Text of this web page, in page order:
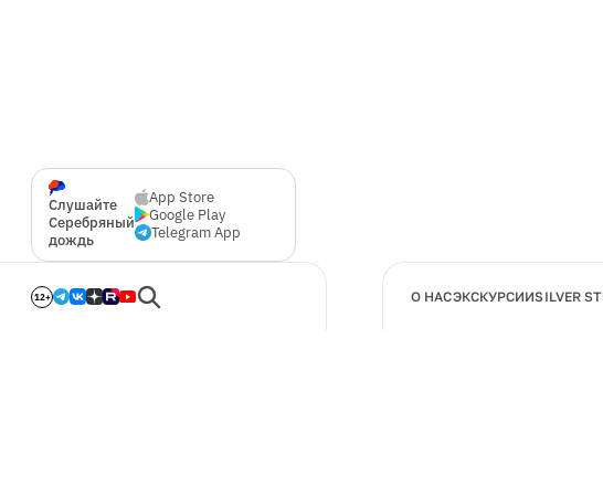
Слушайте
Серебряный
дождь
App Store
Google Play
Telegram App
12+ О НАСЭКСКУРСИИSILVER